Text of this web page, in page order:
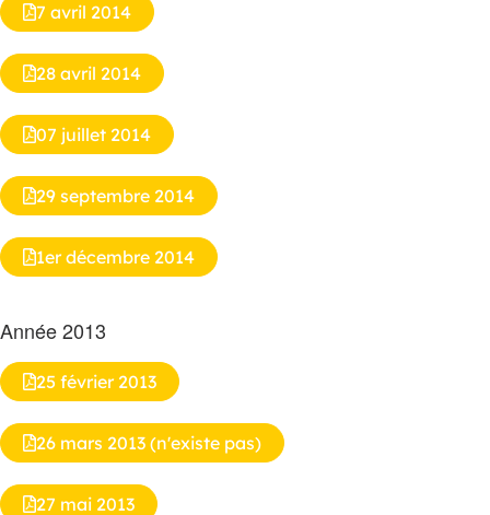
7 avril 2014
28 avril 2014
07 juillet 2014
29 septembre 2014
1er décembre 2014
Année 2013
25 février 2013
26 mars 2013 (n'existe pas)
27 mai 2013